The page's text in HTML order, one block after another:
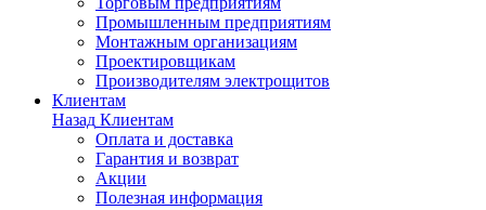
Промышленным предприятиям
Монтажным организациям
Проектировщикам
Производителям электрощитов
Клиентам
Назад Клиентам
Оплата и доставка
Гарантия и возврат
Акции
Полезная информация